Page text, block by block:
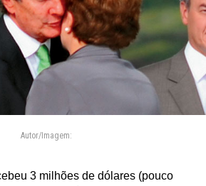
Autor/Imagem:
3 milhões de dólares (pouco